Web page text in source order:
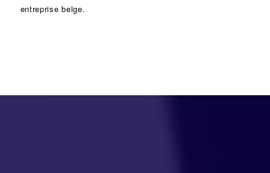
entreprise belge.